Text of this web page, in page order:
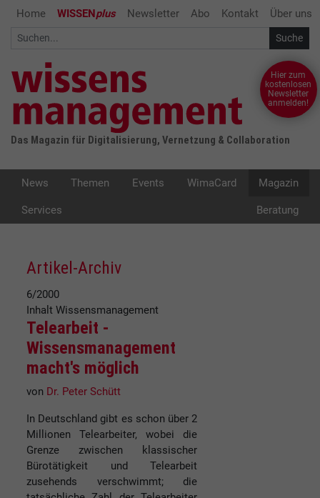
Home WISSENplus Newsletter Abo Kontakt Über uns
Das Magazin für Digitalisierung, Vernetzung & Collaboration
Hier zum
kostenlosen
Newsletter
anmelden!
News Themen Events WimaCard Magazin
Services Beratung
Artikel-Archiv
6/2000
Inhalt Wissensmanagement
Telearbeit -
Wissensmanagement
macht's möglich
von Dr. Peter Schütt
In Deutschland gibt es schon über 2
Millionen Telearbeiter, wobei die
Grenze zwischen klassischer
Bürotätigkeit und Telearbeit
zusehends verschwimmt; die